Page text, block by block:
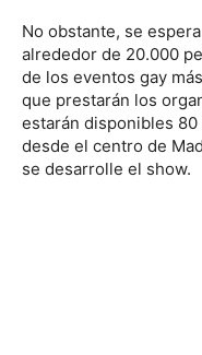
No obstante, se
alrededor de 20.000
de los eventos gay
que prestarán los
estarán disponibles
desde el centro de
se desarrolle el show.